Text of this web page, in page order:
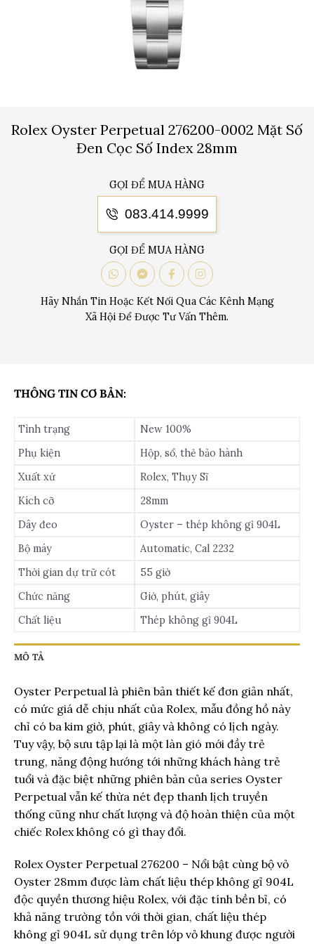
Rolex Oyster Perpetual 276200-0002 Mặt Số
Đen Cọc Số Index 28mm
GỌI ĐỂ MUA HÀNG
083.414.9999
GỌI ĐỂ MUA HÀNG
Hãy Nhắn Tin Hoặc Kết Nối Qua Các Kênh Mạng
Xã Hội Để Được Tư Vấn Thêm.
MÔ TẢ
Oyster Perpetual là phiên bản thiết kế đơn giản nhất,
có mức giá dễ chịu nhất của Rolex, mẫu đồng hồ này
chỉ có ba kim giờ, phút, giây và không có lịch ngày.
Tuy vậy, bộ sưu tập lại là một làn gió mới đầy trẻ
trung, năng động hướng tới những khách hàng trẻ
tuổi và đặc biệt những phiên bản của series Oyster
Perpetual vẫn kế thừa nét đẹp thanh lịch truyền
thống cũng như chất lượng và độ hoàn thiện của một
chiếc Rolex không có gì thay đổi.
Rolex Oyster Perpetual 276200 – Nổi bật cùng bộ vỏ
Oyster 28mm được làm chất liệu thép không gỉ 904L
độc quyền thương hiệu Rolex, với đặc tính bền bỉ, có
khả năng trường tồn với thời gian, chất liệu thép
không gỉ 904L sử dụng trên lớp vỏ khung được người
THÔNG TIN CƠ BẢN:
Tình trạng
New 100%
Phụ kiện
Hộp, sổ, thẻ bảo hành
Xuất xứ
Rolex, Thụy Sĩ
Kích cỡ
28mm
Dây đeo
Oyster – thép không gỉ 904L
Bộ máy
Automatic, Cal 2232
Thời gian dự trữ cót
55 giờ
Chức năng
Giờ, phút, giây
Chất liệu
Thép không gỉ 904L